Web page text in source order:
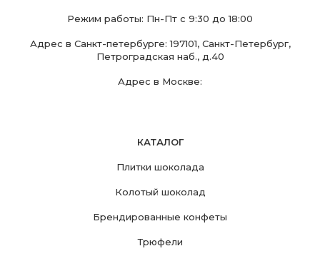
Режим работы: Пн-Пт с 9:30 до 18:00
Адрес в Санкт-петербурге: 197101, Санкт-Петербург,
Петроградская наб., д.40
Адрес в Москве:
КАТАЛОГ
Плитки шоколада
Колотый шоколад
Брендированные конфеты
Трюфели